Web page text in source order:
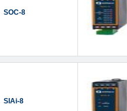
SOC-8
SIAi-8